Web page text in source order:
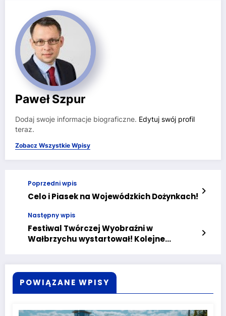
Paweł Szpur
Dodaj swoje informacje biograficzne. Edytuj swój profil
teraz.
Zobacz Wszystkie Wpisy
Poprzedni wpis
Celo i Piasek na Wojewódzkich Dożynkach!
Następny wpis
Festiwal Twórczej Wyobraźni w
Wałbrzychu wystartował! Kolejne
POWIĄZANE WPISY